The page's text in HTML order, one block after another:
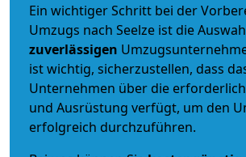
Ein wichtiger Schritt bei der
Umzugs nach Seelze ist die
zuverlässigen
ist wichtig, sicherzustellen, dass
Unternehmen über die
und Ausrüstung verfügt, um den
erfolgreich durchzuführen.